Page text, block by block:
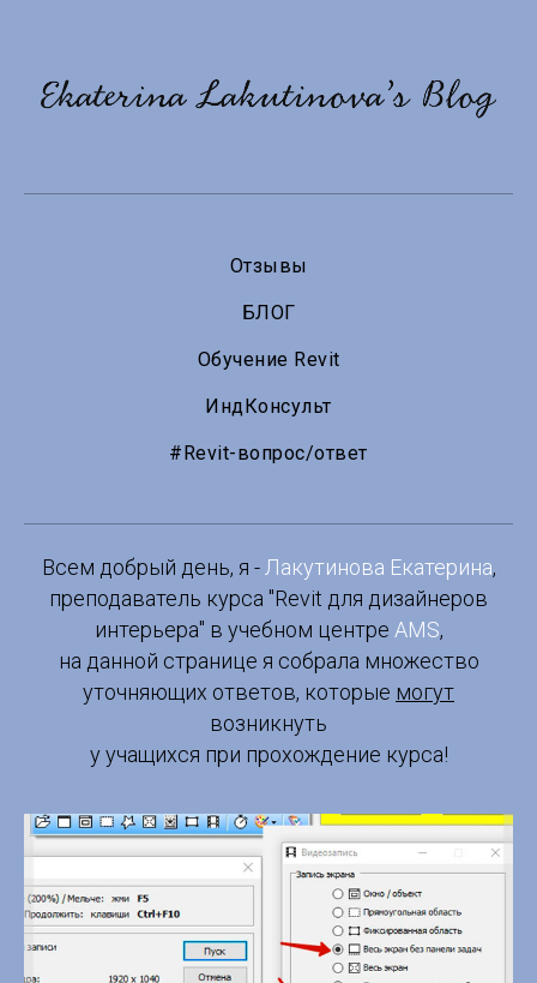
Отзывы
БЛОГ
Обучение Revit
ИндКонсульт
#Revit-вопрос/ответ
Всем добрый день, я - Лакутинова Екатерина,
преподаватель курса "Revit для дизайнеров
интерьера" в учебном центре AMS,
на данной странице я собрала множество
уточняющих ответов, которые могут
возникнуть
у учащихся при прохождение курса!